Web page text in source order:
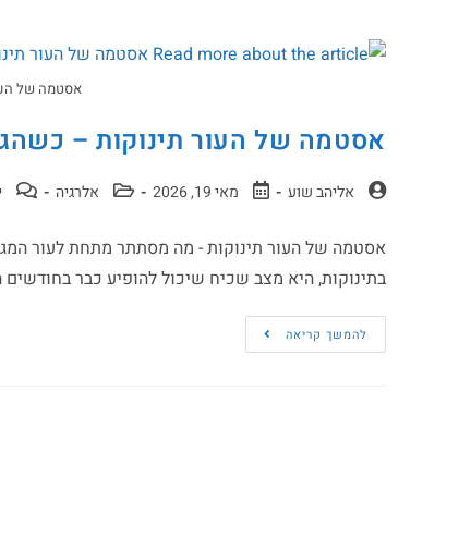
אסטמה של
אסטמה של העור תינוקות –
אליהב שוע מאי 19, 2026 אלרגיה
אסטמה של העור תינוקות - מה מסתתר מתחת לעור
בתינוקות, היא מצב שכיח שיכול להופיע כבר
להמשך קריאה